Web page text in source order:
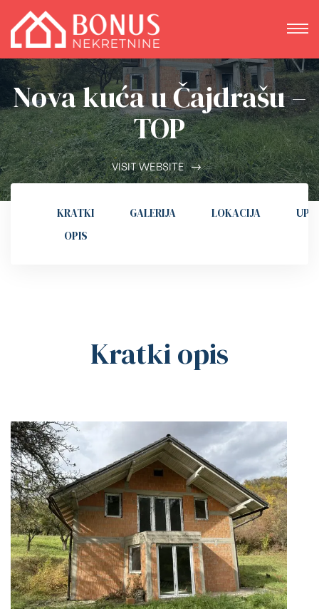
Nova kuća u Čajdrašu –
TOP
VISIT WEBSITE
KRATKI
OPIS
GALERIJA LOKACIJA UPIT
Kratki opis